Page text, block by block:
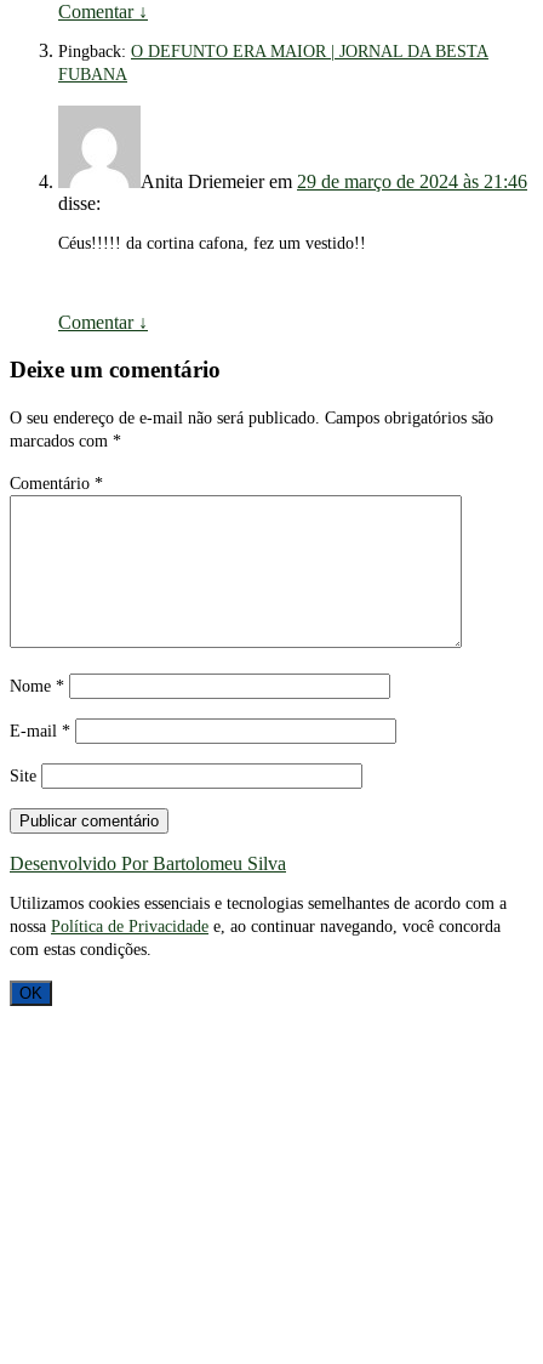
Comentar ↓
Pingback: O DEFUNTO ERA MAIOR | JORNAL DA BESTA
FUBANA
Anita Driemeierem 29 de março de 2024 às 21:46
disse:
Céus!!!!! da cortina cafona, fez um vestido!!
Comentar ↓
Deixe um comentário
O seu endereço de e-mail não será publicado. Campos obrigatórios são
marcados com *
Comentário *
Nome *
E-mail *
Site
Desenvolvido Por Bartolomeu Silva
Utilizamos cookies essenciais e tecnologias semelhantes de acordo com a
nossa Política de Privacidade e, ao continuar navegando, você concorda
com estas condições.
OK